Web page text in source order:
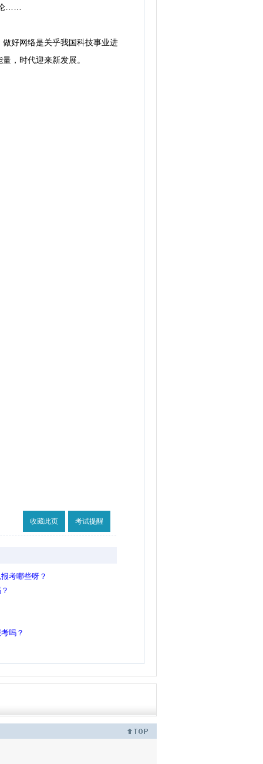
……
好网络是关乎我国科技事业进
，时代迎来新发展。
收藏此页 考试提醒
考哪些呀？
吗？